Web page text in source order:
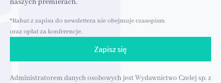
naszych premierach.
*Rabat z zapisu do newslettera nie obejmuje czasopism
oraz opłat za konferencje.
Zapisz się
Administratorem danych osobowych jest Wydawnictwo Czelej sp. z